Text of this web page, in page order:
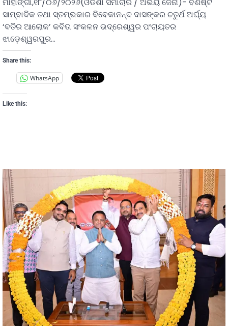
ସାମ୍ବାଦିକ ତଥା ସ୍ତମ୍ଭକାର ବିବେକାନନ୍ଦ ଦାସଙ୍କର ଚତୁର୍ଥ ଅର୍ଘ୍ୟ
‘ବତିର ଆଲୋକ’ କବିତା ସଂକଳନ ଭଦ୍ରେଶ୍ୱର ପଂଚାୟତର
ଝାଡ଼େଶ୍ୱରପୁର…
Share this:
WhatsApp
Like this: